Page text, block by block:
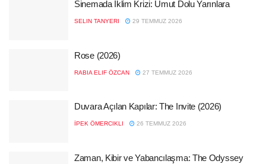
Sinemada İklim Krizi: Umut Dolu Yarınlara
SELIN TANYERI 29 TEMMUZ 2026
Rose (2026)
RABIA ELIF ÖZCAN 27 TEMMUZ 2026
Duvara Açılan Kapılar: The Invite (2026)
İPEK ÖMERCIKLI 26 TEMMUZ 2026
Zaman, Kibir ve Yabancılaşma: The Odyssey